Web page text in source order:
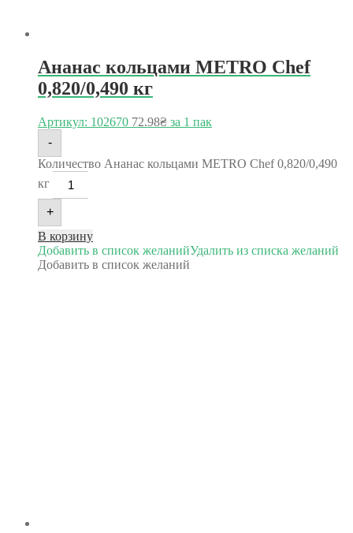
Ананас кольцами METRO Chef
0,820/0,490 кг
Артикул: 102670 72.98₴ за 1 пак
-
Количество Ананас кольцами METRO Chef 0,820/0,490
кг
+
В корзину
Добавить в список желанийУдалить из списка желаний
Добавить в список желаний